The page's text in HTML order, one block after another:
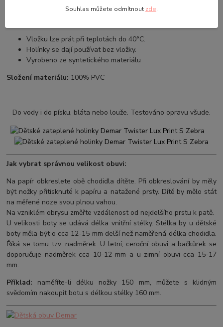
. Jen pozor - nesušit na radiátoru
Vložku lze prát při teplotách do 40°C.
Holínky se dají používat bez vložky.
Vyrobeno ze syntetického materiálu
Složení materiálu: 100% PVC
Do vody i do písku, bláta nebo louže. Testováno opravu všude.
Jak vybrat správnou velikost obuvi:
Na papír obkreslete obě chodidla dítěte. Při obkreslování by měly
být nožky přitisknuté k papíru a natažené prsty. Dítě by mělo stát
na měřené noze svou plnou vahou.
Na vzniklém obrysu změřte vzdálenost od nejdelšího prstu k patě.
U velikosti boty se udává délka vnitřní stélky. Stélka by u dětské
boty měla být o cca 12-15 mm delší než naměřená délka chodidla.
Říká se tomu tzv. nadměrek. U letní, ceroční obuvi a bačkůrek se
doporučuje nadměrek cca 10-12 mm a u zimní obuvi cca 15-17
mm.
Příklad: naměříte-li délku nožky 150 mm, můžete s klidným
svědomím nakoupit botu s délkou stélky 160 mm.
Souhlas můžete odmítnout zde.